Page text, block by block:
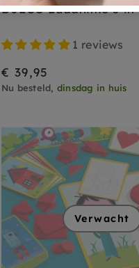
DJECO Ludanimo 3
1 reviews
€ 39,95
Nu besteld, dinsdag in huis
Verwacht